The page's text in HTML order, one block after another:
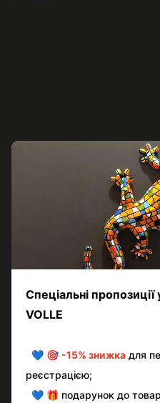
Біде підвісне VOLLE SOLO
11 000 грн
Контактна